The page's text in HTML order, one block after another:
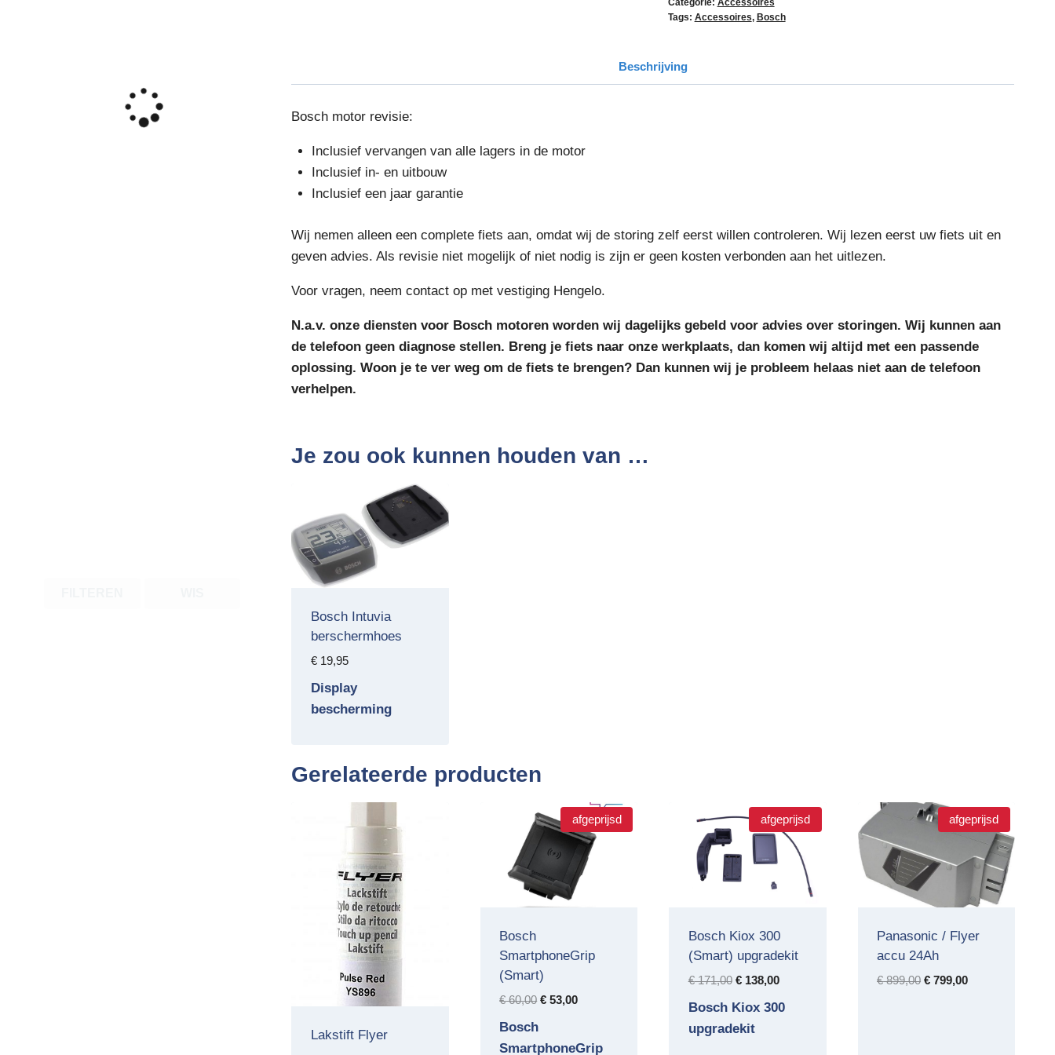
Tags: Accessoires, Bosch
Beschrijving
Bosch motor revisie:
Inclusief vervangen van alle lagers in de motor
Inclusief in- en uitbouw
Inclusief een jaar garantie
Wij nemen alleen een complete fiets aan, omdat wij de storing zelf eerst willen controleren. Wij lezen eerst uw fiets uit en
geven advies. Als revisie niet mogelijk of niet nodig is zijn er geen kosten verbonden aan het uitlezen.
Voor vragen, neem contact op met vestiging Hengelo.
N.a.v. onze diensten voor Bosch motoren worden wij dagelijks gebeld voor advies over storingen. Wij kunnen aan
de telefoon geen diagnose stellen. Breng je fiets naar onze werkplaats, dan komen wij altijd met een passende
oplossing. Woon je te ver weg om de fiets te brengen? Dan kunnen wij je probleem helaas niet aan de telefoon
verhelpen.
Je zou ook kunnen houden van …
Bosch Intuvia
berschermhoes
€19,95
Display
bescherming
Gerelateerde producten
Lakstift Flyer
afgeprijsd
Bosch
SmartphoneGrip
(Smart)
€60,00 Oorspronkelijke
€ 53,00Huidige
Bosch
SmartphoneGrip
afgeprijsd
Bosch Kiox 300
(Smart) upgradekit
€171,00 Oorspronkelijke
was:
€ 171,00.
€138,00Huidige
is:
Bosch Kiox 300
upgradekit
afgeprijsd
Panasonic / Flyer
accu 24Ah
€899,00 Oorspronkelijke
€ 799,00Huidige